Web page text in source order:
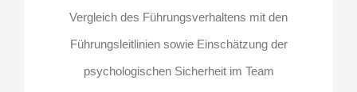
Vergleich des Führungsverhaltens mit den
Führungsleitlinien sowie Einschätzung der
psychologischen Sicherheit im Team